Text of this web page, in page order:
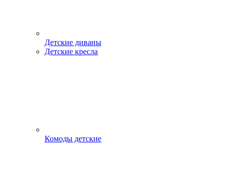
Детские диваны
Детские кресла
Комоды детские